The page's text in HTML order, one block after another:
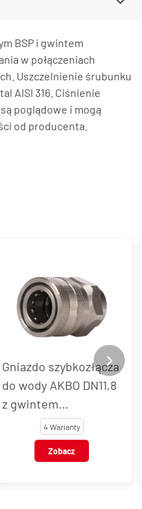
BSP i gwintem
w połączeniach
Uszczelnienie śrubunku
AISI 316. Ciśnienie
poglądowe i mogą
od producenta.
Gniazdo szybkozłącza
do wody AKBO DN11,8
z gwintem
wewnętrznym, stal
nierdzewna AISI 303 /
4 Warianty
Zobacz